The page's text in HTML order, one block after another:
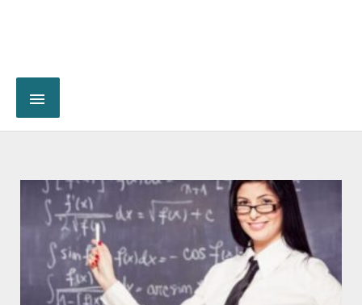
Page PagePagePagePage